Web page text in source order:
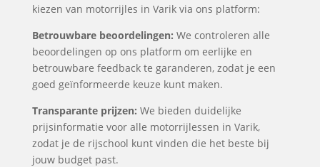
kiezen van motorrijles in Varik via ons platform:
Betrouwbare beoordelingen: We controleren alle
beoordelingen op ons platform om eerlijke en
betrouwbare feedback te garanderen, zodat je een
goed geïnformeerde keuze kunt maken.
Transparante prijzen: We bieden duidelijke
prijsinformatie voor alle motorrijlessen in Varik,
zodat je de rijschool kunt vinden die het beste bij
jouw budget past.